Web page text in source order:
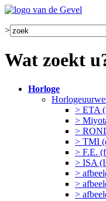
>
Wat zoekt
Horloge
> ETA
>
>
> TMI
> F.E.
> ISA
>
>
>